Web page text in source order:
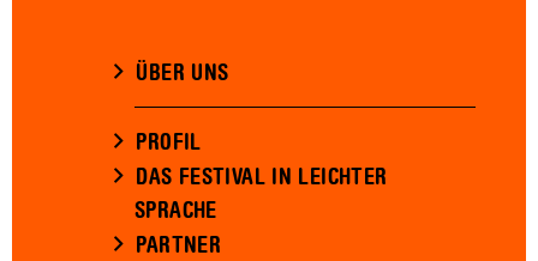
ÜBER UNS
PROFIL
DAS FESTIVAL IN LEICHTER
SPRACHE
PARTNER